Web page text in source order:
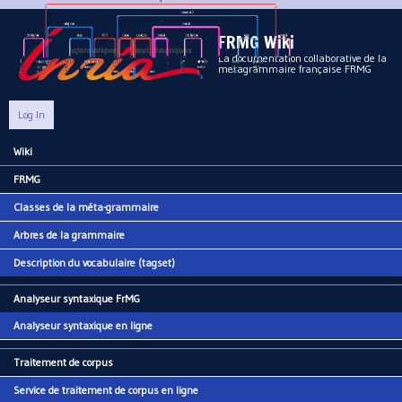
Aller au contenu principal
FRMG Wiki
La documentation collaborative de la
metagrammaire française FRMG
Log In
Main menu
Wiki
FRMG
Classes de la méta-grammaire
Arbres de la grammaire
Description du vocabulaire (tagset)
Analyseur syntaxique FrMG
Analyseur syntaxique en ligne
Traitement de corpus
Service de traitement de corpus en ligne